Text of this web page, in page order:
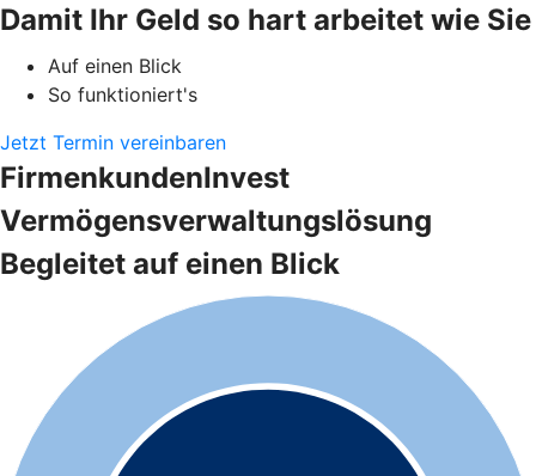
Damit Ihr Geld so hart arbeitet wie Sie
Auf einen Blick
So funktioniert's
Jetzt Termin vereinbaren
FirmenkundenInvest
Vermögensverwaltungslösung
Begleitet auf einen Blick